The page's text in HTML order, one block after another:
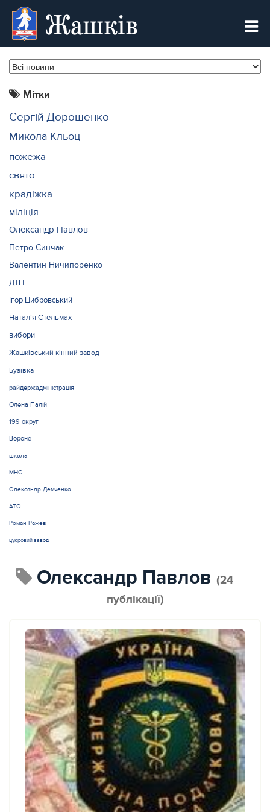
Жашків
Мітки
Сергій Дорошенко
Микола Кльоц
пожежа
свято
крадіжка
міліція
Олександр Павлов
Петро Синчак
Валентин Ничипоренко
ДТП
Ігор Цибровський
Наталія Стельмах
вибори
Жашківський кінний завод
Бузівка
райдержадміністрація
Олена Палій
199 округ
Вороне
школа
МНС
Олександр Демченко
АТО
Роман Ражев
цукровий завод
Олександр Павлов (24
публікації)